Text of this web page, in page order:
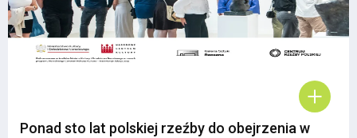
Ponad sto lat polskiej rzeźby do obejrzenia w